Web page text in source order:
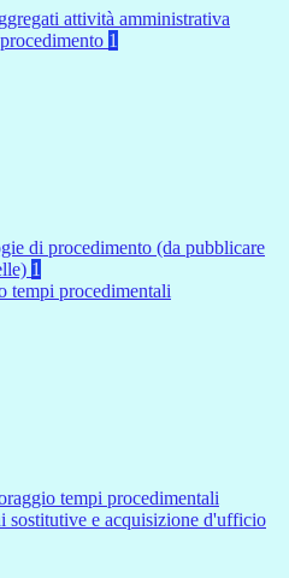
attività amministrativa
1
di procedimento (da pubblicare
1
tempi procedimentali
tempi procedimentali
sostitutive e acquisizione d'ufficio